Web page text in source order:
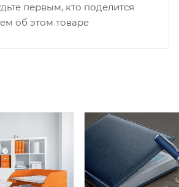
первым, кто поделится
об этом товаре